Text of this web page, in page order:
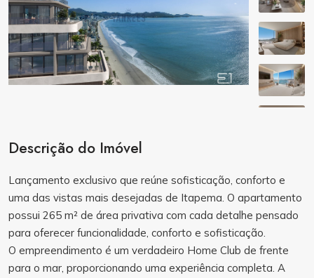
Descrição do Imóvel
Lançamento exclusivo que reúne sofisticação, conforto e
uma das vistas mais desejadas de Itapema. O apartamento
possui 265 m² de área privativa com cada detalhe pensado
para oferecer funcionalidade, conforto e sofisticação.
O empreendimento é um verdadeiro Home Club de frente
para o mar, proporcionando uma experiência completa. A